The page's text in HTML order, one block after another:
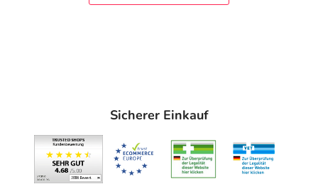
Sicherer Einkauf